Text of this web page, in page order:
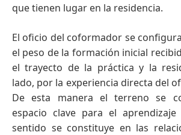
que tienen lugar en la residencia.
El oficio del coformador se
el peso de la formación inicial
el trayecto de la práctica y la
lado, por la experiencia directa del
De esta manera el terreno se
espacio clave para el
sentido se constituye en las